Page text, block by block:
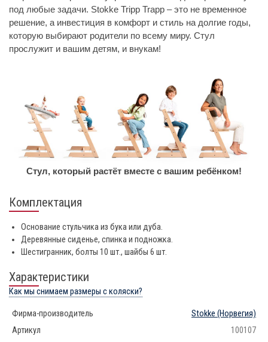
под любые задачи. Stokke Tripp Trapp – это не временное
решение, а инвестиция в комфорт и стиль на долгие годы,
которую выбирают родители по всему миру. Стул
прослужит и вашим детям, и внукам!
Стул, который растёт вместе с вашим ребёнком!
Комплектация
Основание стульчика из бука или дуба.
Деревянные сиденье, спинка и подножка.
Шестигранник, болты 10 шт., шайбы 6 шт.
Характеристики
Как мы снимаем размеры с коляски?
Фирма-производитель Stokke (Норвегия)
Артикул
100107